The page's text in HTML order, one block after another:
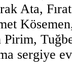
Ata,
sergiye